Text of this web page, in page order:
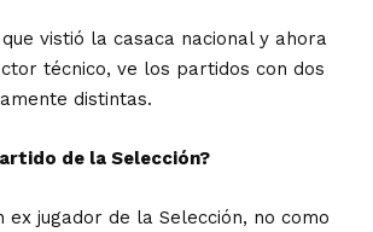
vistió la casaca nacional y ahora
técnico, ve los partidos con dos
distintas.
de la Selección?
ex jugador de la Selección, no como